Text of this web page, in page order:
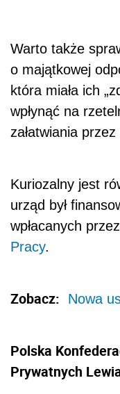
Warto także
o majątkowej
która miała ich
wpłynąć na
załatwiania
Kuriozalny jest
urząd był
wpłacanych
Pracy.
Zobacz: Nowa
Polska
Prywatnych